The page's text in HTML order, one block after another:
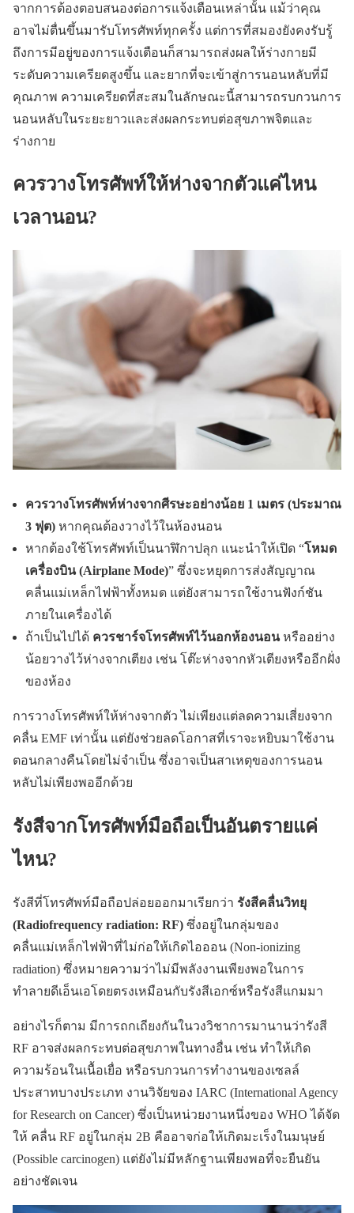
จากการต้องตอบสนองต่อการแจ้งเตือนเหล่านั้น แม้ว่าคุณ
อาจไม่ตื่นขึ้นมารับโทรศัพท์ทุกครั้ง แต่การที่สมองยังคงรับรู้
ถึงการมีอยู่ของการแจ้งเตือนก็สามารถส่งผลให้ร่างกายมี
ระดับความเครียดสูงขึ้น และยากที่จะเข้าสู่การนอนหลับที่มี
คุณภาพ ความเครียดที่สะสมในลักษณะนี้สามารถรบกวนการ
นอนหลับในระยะยาวและส่งผลกระทบต่อสุขภาพจิตและ
ร่างกาย
ควรวางโทรศัพท์ให้ห่างจากตัวแค่ไหน
เวลานอน?
ควรวางโทรศัพท์ห่างจากศีรษะอย่างน้อย 1 เมตร (ประมาณ
3 ฟุต) หากคุณต้องวางไว้ในห้องนอน
หากต้องใช้โทรศัพท์เป็นนาฬิกาปลุก แนะนำให้เปิด “โหมด
เครื่องบิน (Airplane Mode)” ซึ่งจะหยุดการส่งสัญญาณ
คลื่นแม่เหล็กไฟฟ้าทั้งหมด แต่ยังสามารถใช้งานฟังก์ชัน
ภายในเครื่องได้
ถ้าเป็นไปได้ ควรชาร์จโทรศัพท์ไว้นอกห้องนอนหรืออย่าง
น้อยวางไว้ห่างจากเตียง เช่น โต๊ะห่างจากหัวเตียงหรืออีกฝั่ง
ของห้อง
การวางโทรศัพท์ให้ห่างจากตัว ไม่เพียงแต่ลดความเสี่ยงจาก
คลื่น EMF เท่านั้น แต่ยังช่วยลดโอกาสที่เราจะหยิบมาใช้งาน
ตอนกลางคืนโดยไม่จำเป็น ซึ่งอาจเป็นสาเหตุของการนอน
หลับไม่เพียงพออีกด้วย
รังสีจากโทรศัพท์มือถือเป็นอันตรายแค่
ไหน?
รังสีที่โทรศัพท์มือถือปล่อยออกมาเรียกว่า รังสีคลื่นวิทยุ
(Radiofrequency radiation: RF) ซึ่งอยู่ในกลุ่มของ
คลื่นแม่เหล็กไฟฟ้าที่ไม่ก่อให้เกิดไอออน (Non-ionizing
radiation) ซึ่งหมายความว่าไม่มีพลังงานเพียงพอในการ
ทำลายดีเอ็นเอโดยตรงเหมือนกับรังสีเอกซ์หรือรังสีแกมมา
อย่างไรก็ตาม มีการถกเถียงกันในวงวิชาการมานานว่ารังสี
RF อาจส่งผลกระทบต่อสุขภาพในทางอื่น เช่น ทำให้เกิด
ความร้อนในเนื้อเยื่อ หรือรบกวนการทำงานของเซลล์
ประสาทบางประเภท งานวิจัยของ IARC (International Agency
for Research on Cancer) ซึ่งเป็นหน่วยงานหนึ่งของ WHO ได้จัด
ให้ คลื่น RF อยู่ในกลุ่ม 2B คืออาจก่อให้เกิดมะเร็งในมนุษย์
(Possible carcinogen) แต่ยังไม่มีหลักฐานเพียงพอที่จะยืนยัน
อย่างชัดเจน